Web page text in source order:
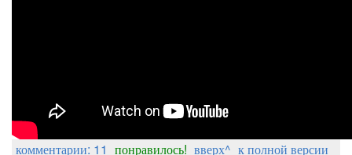
комментарии: 11 понравилось! вверх^ к полной версии